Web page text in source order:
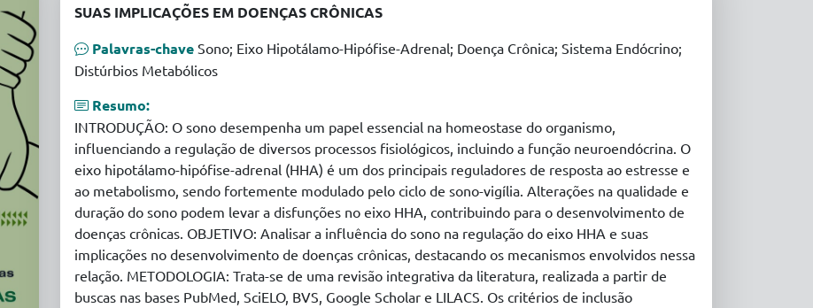
SUAS IMPLICAÇÕES EM DOENÇAS CRÔNICAS
Palavras-chave Sono; Eixo Hipotálamo-Hipófise-Adrenal; Doença Crônica; Sistema Endócrino;
Distúrbios Metabólicos
Resumo:
INTRODUÇÃO: O sono desempenha um papel essencial na homeostase do organismo,
influenciando a regulação de diversos processos fisiológicos, incluindo a função neuroendócrina. O
eixo hipotálamo-hipófise-adrenal (HHA) é um dos principais reguladores de resposta ao estresse e
ao metabolismo, sendo fortemente modulado pelo ciclo de sono-vigília. Alterações na qualidade e
duração do sono podem levar a disfunções no eixo HHA, contribuindo para o desenvolvimento de
doenças crônicas. OBJETIVO: Analisar a influência do sono na regulação do eixo HHA e suas
implicações no desenvolvimento de doenças crônicas, destacando os mecanismos envolvidos nessa
relação. METODOLOGIA: Trata-se de uma revisão integrativa da literatura, realizada a partir de
buscas nas bases PubMed, SciELO, BVS, Google Scholar e LILACS. Os critérios de inclusão